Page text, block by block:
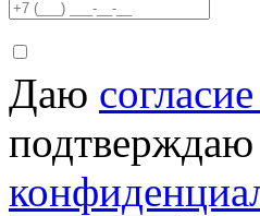
Даю
подтверждаю